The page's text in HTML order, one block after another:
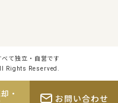
べて独立・自営です
Rights Reserved.
・
お問い合わせ